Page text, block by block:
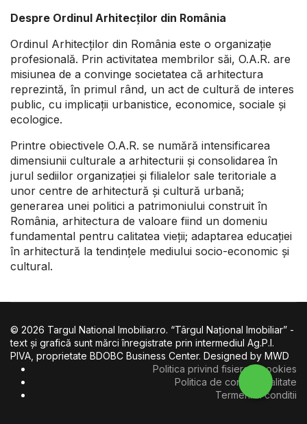
Despre Ordinul Arhitecților din România
Ordinul Arhitecților din România este o organizație
profesională. Prin activitatea membrilor săi, O.A.R. are
misiunea de a convinge societatea că arhitectura
reprezintă, în primul rând, un act de cultură de interes
public, cu implicații urbanistice, economice, sociale și
ecologice.
Printre obiectivele O.A.R. se numără intensificarea
dimensiunii culturale a arhitecturii și consolidarea în
jurul sediilor organizației și filialelor sale teritoriale a
unor centre de arhitectură și cultură urbană;
generarea unei politici a patrimoniului construit în
România, arhitectura de valoare fiind un domeniu
fundamental pentru calitatea vieții; adaptarea educației
în arhitectură la tendințele mediului socio-economic și
cultural.
© 2026 Targul National Imobiliar.ro. “Târgul Naţional Imobiliar” -
text şi grafică sunt mărci înregistrate prin intermediul Ag.P.I.
PIVA, proprietate BDOBC Business Center. Designed by MWD
Politica privind fisierele cookies
Politica de confidentialitate
Termeni si conditii